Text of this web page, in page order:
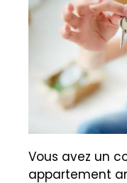
Vous avez un
appartement